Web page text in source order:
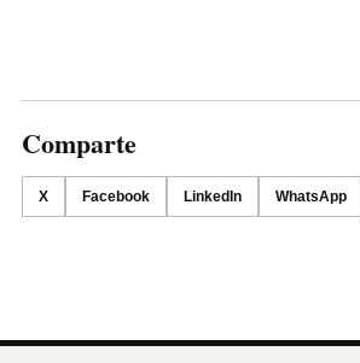
Comparte
X Facebook LinkedIn WhatsApp